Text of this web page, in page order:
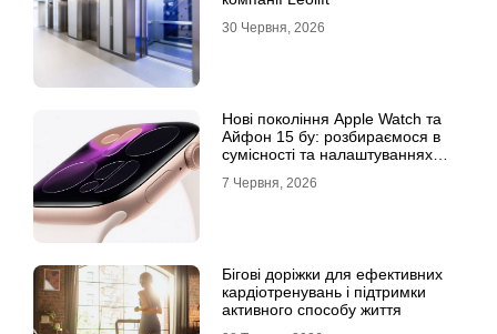
30 Червня, 2026
Нові покоління Apple Watch та
Айфон 15 бу: розбираємося в
сумісності та налаштуваннях
7 Червня, 2026
Бігові доріжки для ефективних
кардіотренувань і підтримки
активного способу життя